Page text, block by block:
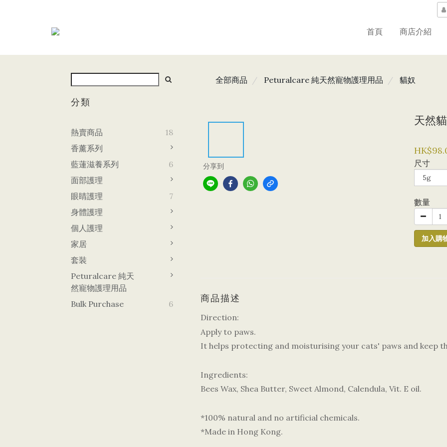
首頁 商店介紹
分類
熱賣商品
18
香薰系列
藍蓮滋養系列
6
面部護理
眼睛護理
7
身體護理
個人護理
家居
套裝
Peturalcare 純天
然寵物護理用品
Bulk Purchase
6
全部商品 Peturalcare 純天然寵物護理用品 貓奴
分享到
天然
尺寸
數量
加入購
商品描述
Direction:
Apply to paws.
It helps protecting and moisturising your cats' paws and keep
Ingredients:
Bees Wax, Shea Butter, Sweet Almond, Calendula, Vit. E oil.
*100% natural and no artificial chemicals.
*Made in Hong Kong.